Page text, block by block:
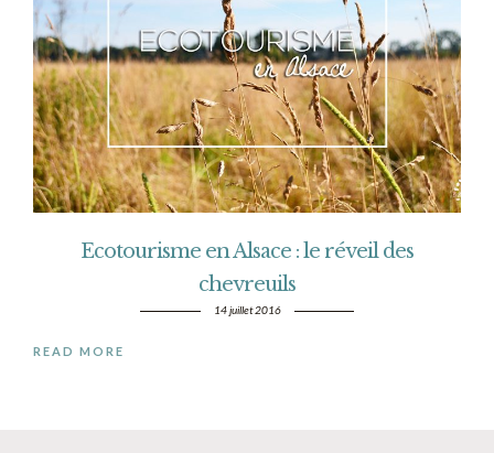
Ecotourisme en Alsace : le réveil des
chevreuils
14 juillet 2016
READ MORE